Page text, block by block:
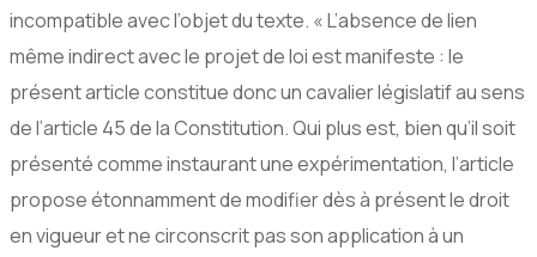
incompatible avec l’objet du texte. « L’absence de lien
même indirect avec le projet de loi est manifeste : le
présent article constitue donc un cavalier législatif au sens
de l’article 45 de la Constitution. Qui plus est, bien qu’il soit
présenté comme instaurant une expérimentation, l’article
propose étonnamment de modifier dès à présent le droit
en vigueur et ne circonscrit pas son application à un